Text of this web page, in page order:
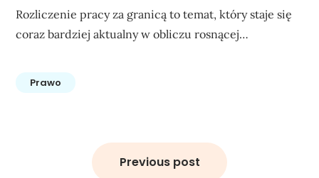
Rozliczenie pracy za granicą to temat, który staje się
coraz bardziej aktualny w obliczu rosnącej…
Prawo
Previous post